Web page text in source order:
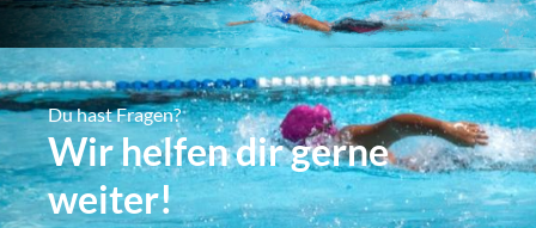
Du hast Fragen?
Wir helfen dir gerne
weiter!